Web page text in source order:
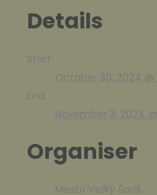
Details
Organiser